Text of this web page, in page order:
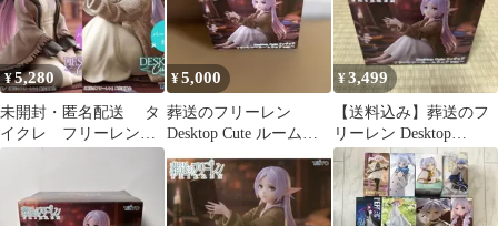
¥5,280
未開封・匿名配送 タ
イクレ フリーレンル
¥5,000
葬送のフリーレン
Desktop Cute ルームウ
ェア
¥3,499
【送料込み】葬送のフ
リーレン Desktop
Cute ルームウェアver.